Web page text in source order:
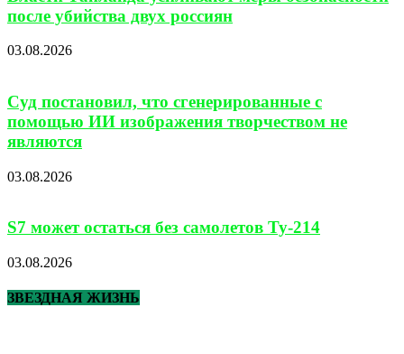
после убийства двух россиян
03.08.2026
Суд постановил, что сгенерированные с
помощью ИИ изображения творчеством не
являются
03.08.2026
S7 может остаться без самолетов Ту-214
03.08.2026
ЗВЕЗДНАЯ ЖИЗНЬ